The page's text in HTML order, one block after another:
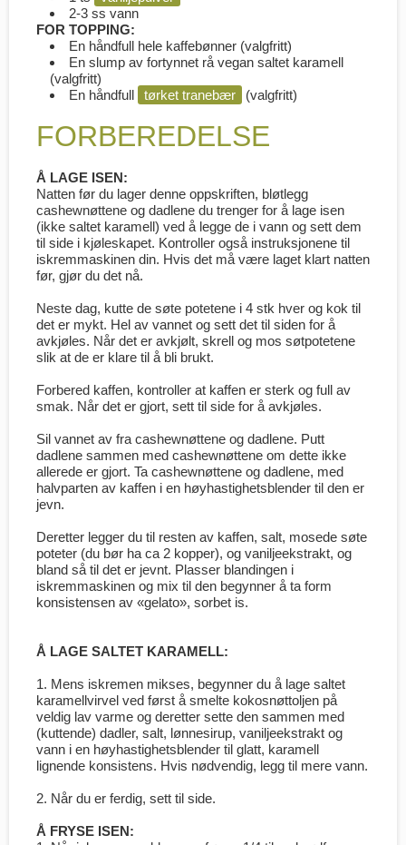
2-3 ss vann
FOR TOPPING:
En håndfull hele kaffebønner (valgfritt)
En slump av fortynnet rå vegan saltet karamell
(valgfritt)
En håndfull
tørket tranebær (valgfritt)
FORBEREDELSE
Å LAGE ISEN:
Natten før du lager denne oppskriften, bløtlegg
cashewnøttene og dadlene du trenger for å lage isen
(ikke saltet karamell) ved å legge de i vann og sett dem
til side i kjøleskapet. Kontroller også instruksjonene til
iskremmaskinen din. Hvis det må være laget klart natten
før, gjør du det nå.
Neste dag, kutte de søte potetene i 4 stk hver og kok til
det er mykt. Hel av vannet og sett det til siden for å
avkjøles. Når det er avkjølt, skrell og mos søtpotetene
slik at de er klare til å bli brukt.
Forbered kaffen, kontroller at kaffen er sterk og full av
smak. Når det er gjort, sett til side for å avkjøles.
Sil vannet av fra cashewnøttene og dadlene. Putt
dadlene sammen med cashewnøttene om dette ikke
allerede er gjort. Ta cashewnøttene og dadlene, med
halvparten av kaffen i en høyhastighetsblender til den er
jevn.
Deretter legger du til resten av kaffen, salt, mosede søte
poteter (du bør ha ca 2 kopper), og vaniljeekstrakt, og
bland så til det er jevnt. Plasser blandingen i
iskremmaskinen og mix til den begynner å ta form
konsistensen av «gelato», sorbet is.
Å LAGE SALTET KARAMELL:
1. Mens iskremen mikses, begynner du å lage saltet
karamellvirvel ved først å smelte kokosnøttoljen på
veldig lav varme og deretter sette den sammen med
(kuttende) dadler, salt, lønnesirup, vaniljeekstrakt og
vann i en høyhastighetsblender til glatt, karamell
lignende konsistens. Hvis nødvendig, legg til mere vann.
2. Når du er ferdig, sett til side.
Å FRYSE ISEN: